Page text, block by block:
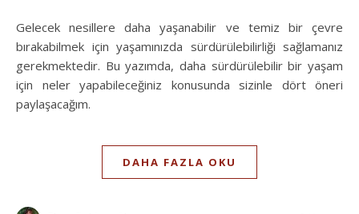
Gelecek nesillere daha yaşanabilir ve temiz bir çevre
bırakabilmek için yaşamınızda sürdürülebilirliği sağlamanız
gerekmektedir. Bu yazımda, daha sürdürülebilir bir yaşam
için neler yapabileceğiniz konusunda sizinle dört öneri
paylaşacağım.
DAHA FAZLA OKU